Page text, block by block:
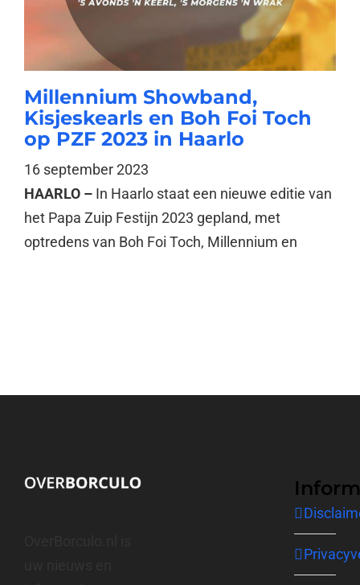
Millennium Showband,
Kisjeskearls en Boh Foi Toch
op PZF 2023 in Haarlo
16 september 2023
HAARLO – In Haarlo staat een nieuwe editie van
het Papa Zuip Festijn 2023 gepland, met
optredens van Boh Foi Toch, Millennium en